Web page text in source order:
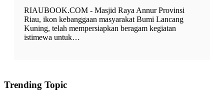
RIAUBOOK.COM - Masjid Raya Annur Provinsi
Riau, ikon kebanggaan masyarakat Bumi Lancang
Kuning, telah mempersiapkan beragam kegiatan
istimewa untuk…
Trending Topic